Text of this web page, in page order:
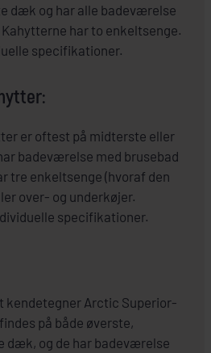
dæk og har alle badeværelse
har to enkeltsenge.
specifikationer.
er oftest på midterste eller
badeværelse med brusebad
tre enkeltsenge (hvoraf den
over- og underkøjer.
specifikationer.
kendetegner Arctic Superior-
på både øverste,
dæk, og de har badeværelse